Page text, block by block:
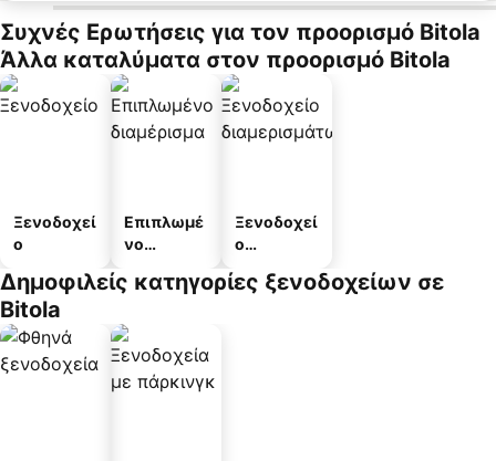
Συχνές Ερωτήσεις για τον προορισμό Bitola
Άλλα καταλύματα στον προορισμό Bitola
Ξενοδοχεί
ο
Επιπλωμέ
νο
α
Ξενοδοχεί
ο
άτων
Δημοφιλείς κατηγορίες ξενοδοχείων σε
Bitola